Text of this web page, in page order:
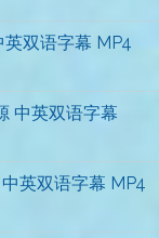
双语字幕 MP4
中英双语字幕
英双语字幕 MP4